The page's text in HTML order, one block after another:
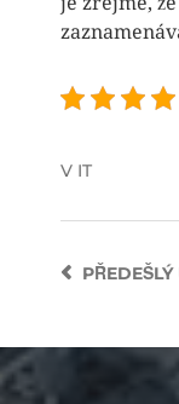
V IT
PŘEDEŠLÝ